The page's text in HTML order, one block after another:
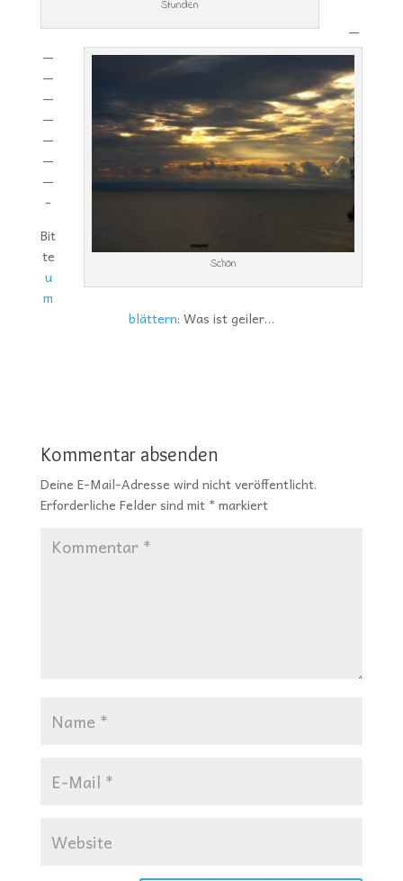
Stunden
Schön
—
—
—
—
—
—
—
—
-
Bit
te
u
m
blättern: Was ist geiler…
Kommentar absenden
Deine E-Mail-Adresse wird nicht veröffentlicht.
Erforderliche Felder sind mit * markiert